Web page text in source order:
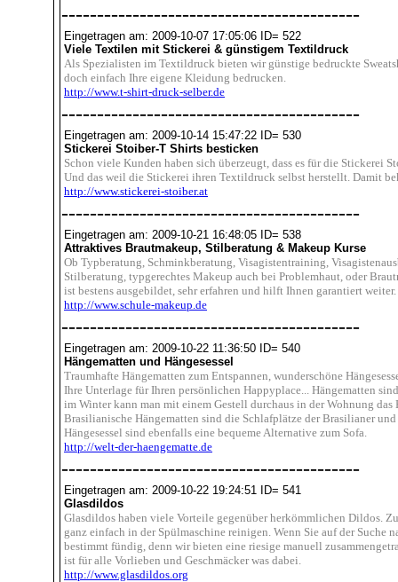
------------------------------------------
Eingetragen am: 2009-10-07 17:05:06 ID= 522
Viele Textilen mit Stickerei & günstigem Textildruck
Als Spezialisten im Textildruck bieten wir günstige bedruckte
doch einfach Ihre eigene Kleidung bedrucken.
http://www.t-shirt-druck-selber.de
------------------------------------------
Eingetragen am: 2009-10-14 15:47:22 ID= 530
Stickerei Stoiber-T Shirts besticken
Schon viele Kunden haben sich überzeugt, dass es für die Stickerei
Und das weil die Stickerei ihren Textildruck selbst herstellt. Damit
http://www.stickerei-stoiber.at
------------------------------------------
Eingetragen am: 2009-10-21 16:48:05 ID= 538
Attraktives Brautmakeup, Stilberatung & Makeup Kurse
Ob Typberatung, Schminkberatung, Visagistentraining,
Stilberatung, typgerechtes Makeup auch bei Problemhaut, oder
ist bestens ausgebildet, sehr erfahren und hilft Ihnen garantiert
http://www.schule-makeup.de
------------------------------------------
Eingetragen am: 2009-10-22 11:36:50 ID= 540
Hängematten und Hängesessel
Traumhafte Hängematten zum Entspannen, wunderschöne
Ihre Unterlage für Ihren persönlichen Happyplace... Hängematten
im Winter kann man mit einem Gestell durchaus in der Wohnung
Brasilianische Hängematten sind die Schlafplätze der Brasilianer
Hängesessel sind ebenfalls eine bequeme Alternative zum Sofa.
http://welt-der-haengematte.de
------------------------------------------
Eingetragen am: 2009-10-22 19:24:51 ID= 541
Glasdildos
Glasdildos haben viele Vorteile gegenüber herkömmlichen Dildos.
ganz einfach in der Spülmaschine reinigen. Wenn Sie auf der Suche
bestimmt fündig, denn wir bieten eine riesige manuell
ist für alle Vorlieben und Geschmäcker was dabei.
http://www.glasdildos.org